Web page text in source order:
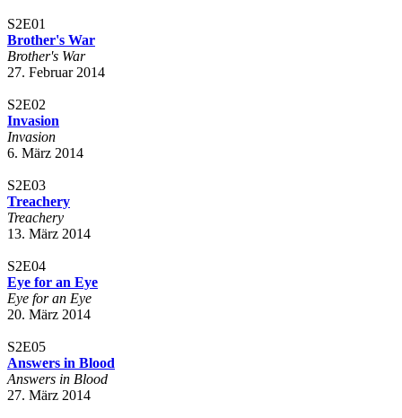
S2E01
Brother's War
Brother's War
27. Februar 2014
S2E02
Invasion
Invasion
6. März 2014
S2E03
Treachery
Treachery
13. März 2014
S2E04
Eye for an Eye
Eye for an Eye
20. März 2014
S2E05
Answers in Blood
Answers in Blood
27. März 2014